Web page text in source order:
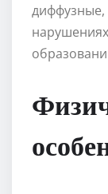
диффузные,